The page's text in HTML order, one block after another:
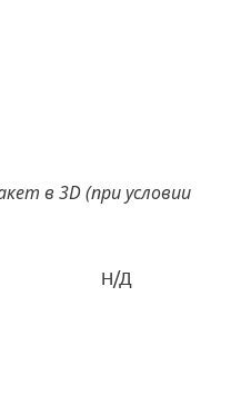
в 3D (при условии
Н/Д